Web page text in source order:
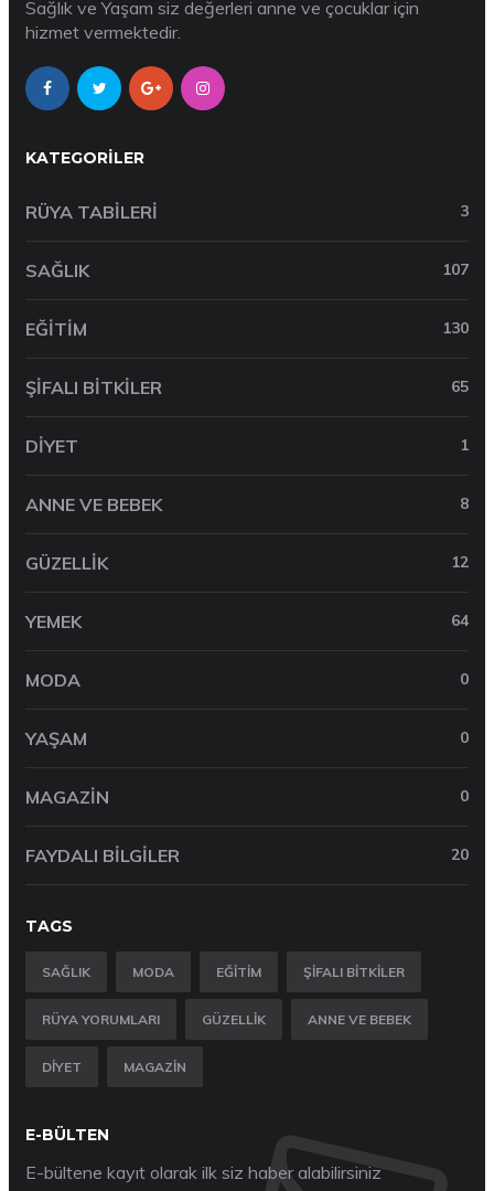
Sağlık ve Yaşam siz değerleri anne ve çocuklar için
hizmet vermektedir.
KATEGORILER
RÜYA TABILERI 3
SAĞLIK 107
EĞITIM 130
ŞIFALI BITKILER 65
DIYET 1
ANNE VE BEBEK 8
GÜZELLIK 12
YEMEK 64
MODA 0
YAŞAM 0
MAGAZIN 0
FAYDALI BILGILER 20
TAGS
SAĞLIK MODA EĞITIM ŞIFALI BITKILER
RÜYA YORUMLARI GÜZELLIK ANNE VE BEBEK
DIYET MAGAZIN
E-BÜLTEN
E-bültene kayıt olarak ilk siz haber alabilirsiniz